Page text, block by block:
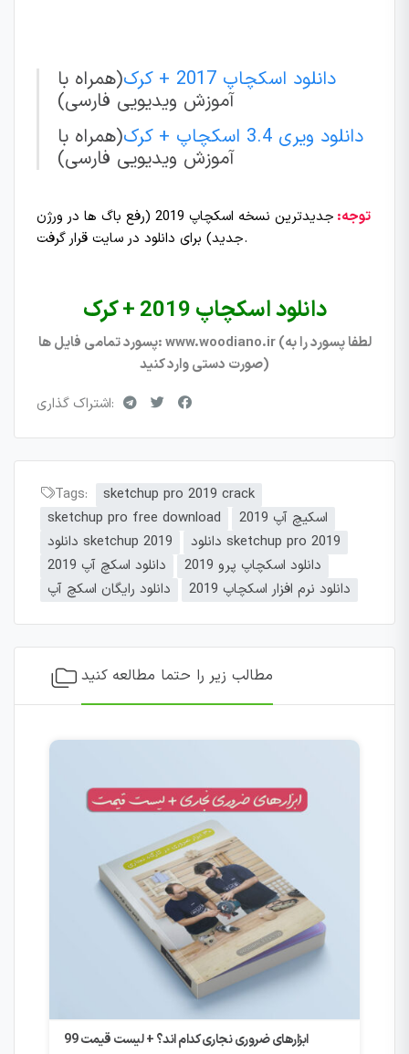
دانلود اسکچاپ 2017 + کرک
(همراه با
آموزش ویدیویی فارسی)
دانلود ویری 3.4 اسکچاپ + کرک
(همراه با
آموزش ویدیویی فارسی)
توجه:
جدیدترین نسخه اسکچاپ 2019 (رفع باگ ها در ورژن
جدید) برای دانلود در سایت قرار گرفت.
دانلود اسکچاپ 2019 + کرک
پسورد تمامی فایل ها: www.woodiano.ir (لطفا پسورد را به
صورت دستی وارد کنید)
اشتراک گذاری:
Tags:
sketchup pro 2019 crack
sketchup pro free download
اسکیچ آپ 2019
دانلود sketchup 2019
دانلود sketchup pro 2019
دانلود اسکچ آپ 2019
دانلود اسکچاپ پرو 2019
دانلود رایگان اسکچ آپ
دانلود نرم افزار اسکچاپ 2019
مطالب زیر را حتما مطالعه کنید
ابزارهای ضروری نجاری کدام اند؟ + لیست قیمت 99